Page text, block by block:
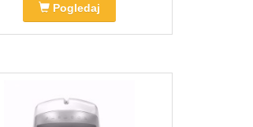
Pogledaj